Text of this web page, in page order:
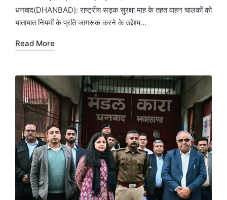
धनबाद(DHANBAD): राष्ट्रीय सड़क सुरक्षा माह के तहत वाहन चालकों को
यातायात नियमों के प्रति जागरूक करने के उद्देश्य…
Read More